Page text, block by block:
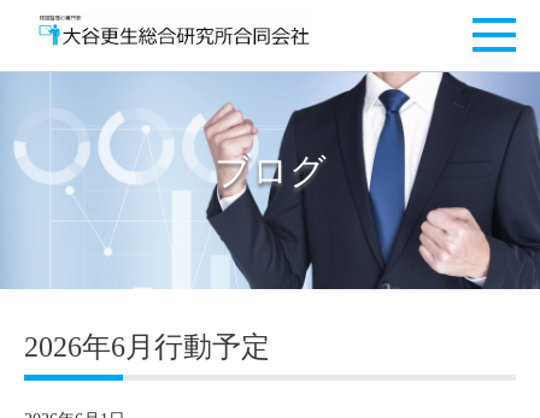
ブログ
2026年6月行動予定